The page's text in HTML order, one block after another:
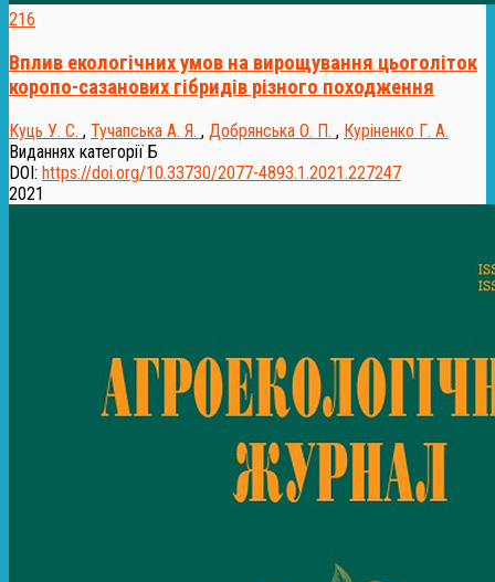
216
Вплив екологічних умов на вирощування цьоголіток
коропо-сазанових гібридів різного походження
Куць У. С. , Тучапська А. Я. , Добрянська О. П. , Куріненко Г. А.
Виданнях категорії Б
DOI: https://doi.org/10.33730/2077-4893.1.2021.227247
2021